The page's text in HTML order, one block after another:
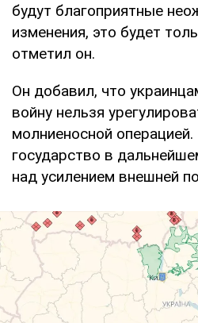
будут благоприятные
изменения, это будет
отметил он.
Он добавил, что
войну нельзя
молниеносной
государство в
над усилением внешней